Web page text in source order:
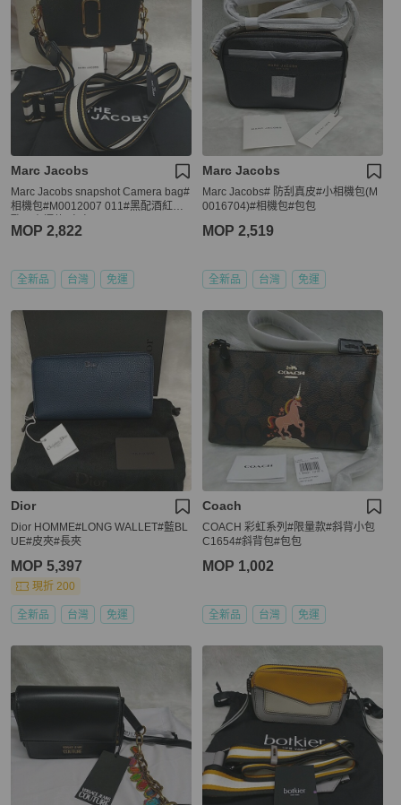
Marc Jacobs
Marc Jacobs snapshot Camera bag#
相機包#M0012007 011#黑配酒紅色#
MOP 2,822
全新品 台灣 免運
Marc Jacobs
Marc Jacobs# 防刮真皮#小相機包(M
0016704)#相機包#包包
MOP 2,519
全新品 台灣 免運
Dior
Dior HOMME#LONG WALLET#藍BL
UE#皮夾#長夾
MOP 5,397
現折 200
全新品 台灣 免運
Coach
COACH 彩虹系列#限量款#斜背小包
C1654#斜背包#包包
MOP 1,002
全新品 台灣 免運